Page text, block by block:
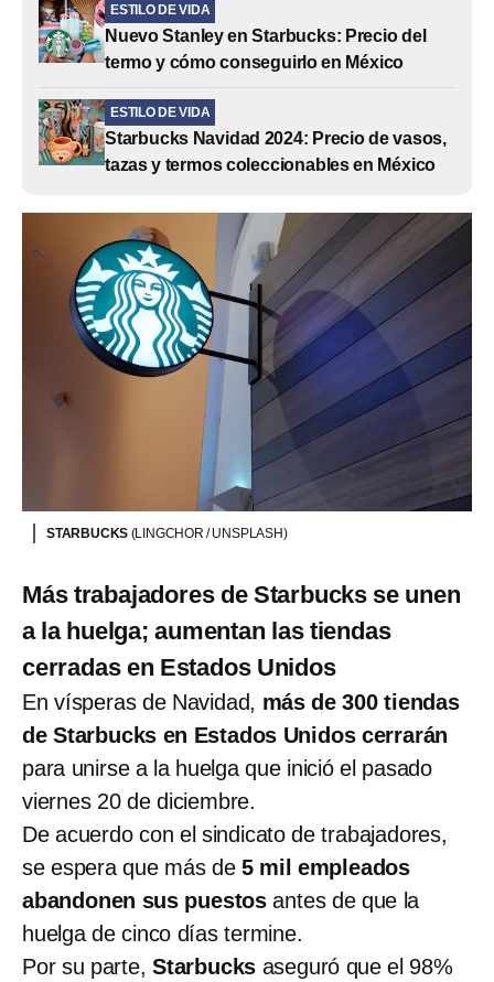
ESTILO DE VIDA
Nuevo Stanley en Starbucks: Precio del
termo y cómo conseguirlo en México
ESTILO DE VIDA
Starbucks Navidad 2024: Precio de vasos,
tazas y termos coleccionables en México
STARBUCKS (LINGCHOR / UNSPLASH)
Más trabajadores de Starbucks se unen
a la huelga; aumentan las tiendas
cerradas en Estados Unidos
En vísperas de Navidad, más de 300 tiendas
de Starbucks en Estados Unidos cerrarán
para unirse a la huelga que inició el pasado
viernes 20 de diciembre.
De acuerdo con el sindicato de trabajadores,
se espera que más de 5 mil empleados
abandonen sus puestosantes de que la
huelga de cinco días termine.
Por su parte, Starbucks aseguró que el 98%